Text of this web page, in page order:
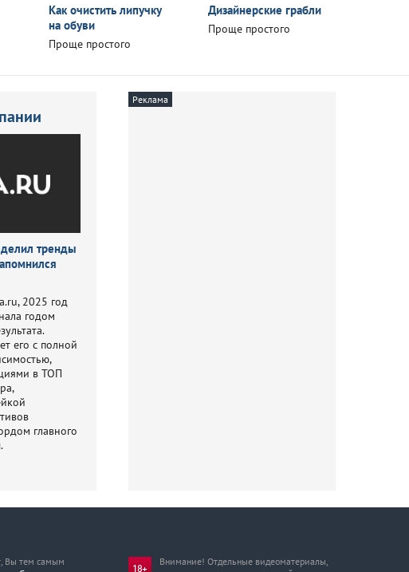
Как очистить липучку
на обуви
Проще простого
Дизайнерские грабли
Проще простого
тренды
2025 год
годом
его с полной
в ТОП
главного
Реклама
Вы тем самым
Внимание! Отдельные видеоматериалы,